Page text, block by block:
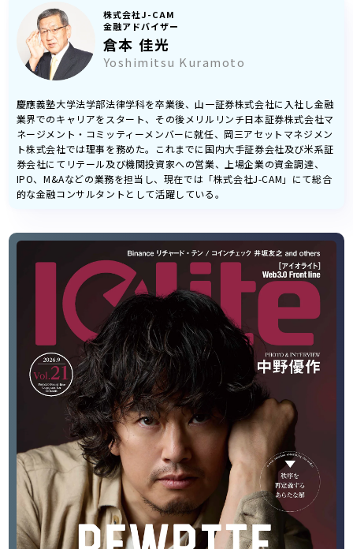
株式会社J-CAM
金融アドバイザー
倉本 佳光
Yoshimitsu Kuramoto
慶應義塾大学法学部法律学科を卒業後、山一証券株式会社に入社し金融
業界でのキャリアをスタート、その後メリルリンチ日本証券株式会社マ
ネージメント・コミッティーメンバーに就任、岡三アセットマネジメン
ト株式会社では理事を務めた。これまでに国内大手証券会社及び米系証
券会社にてリテール及び機関投資家への営業、上場企業の資金調達、
IPO、M&Aなどの業務を担当し、現在では「株式会社J-CAM」にて総合
的な金融コンサルタントとして活躍している。